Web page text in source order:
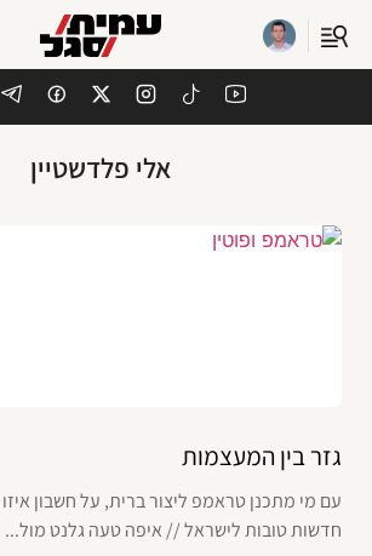
אלי פלדשטיין
גזר בין המעצמות
עם מי מתכנן טראמפ ליצור ברית, על חשבון
חדשות טובות לישראל // איפה טעה גלנט מול...